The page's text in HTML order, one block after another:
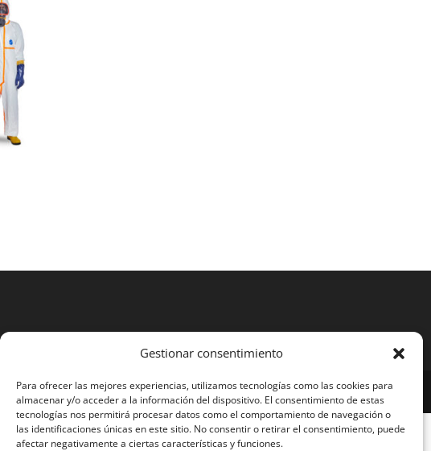
Gestionar consentimiento
Para ofrecer las mejores experiencias, utilizamos tecnologías como las cookies para
almacenar y/o acceder a la información del dispositivo. El consentimiento de estas
tecnologías nos permitirá procesar datos como el comportamiento de navegación o
las identificaciones únicas en este sitio. No consentir o retirar el consentimiento, puede
afectar negativamente a ciertas características y funciones.